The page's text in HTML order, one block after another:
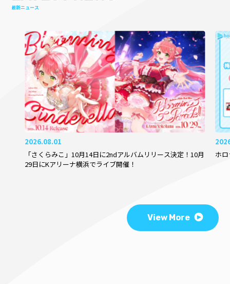
最新ニュース
2026.08.01
「さくらみこ」10月14日に2ndアルバムリリース決定！10月
29日にKアリーナ横浜でライブ開催！
ホ
View More